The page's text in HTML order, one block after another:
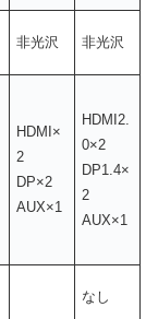
非光沢 非光沢
HDMI×
2
DP×2
AUX×1
HDMI2.
0×2
DP1.4×
2
AUX×1
なし